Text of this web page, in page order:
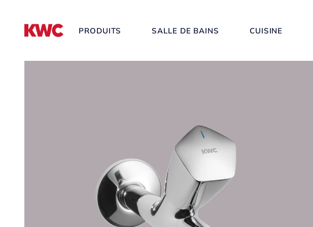
PRODUITS SALLE DE BAINS CUISINE